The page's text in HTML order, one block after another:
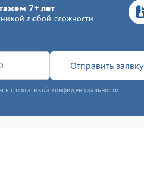
7+ лет
любой сложности
Отправить заявку
с политикой конфиденциальности